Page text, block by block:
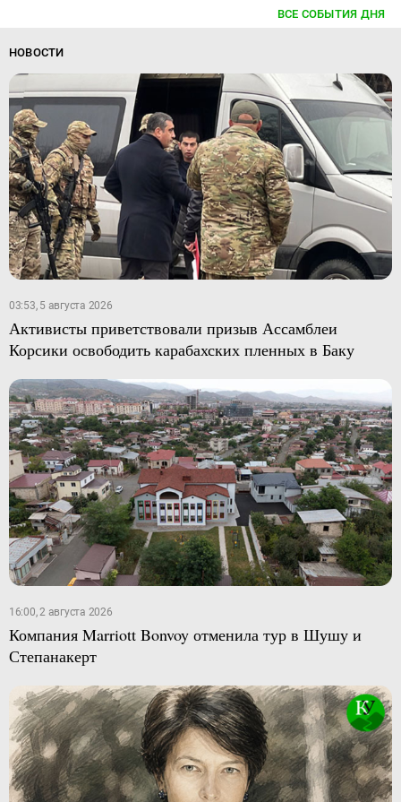
ВСЕ СОБЫТИЯ ДНЯ
НОВОСТИ
03:53, 5 августа 2026
Активисты приветствовали призыв Ассамблеи
Корсики освободить карабахских пленных в Баку
16:00, 2 августа 2026
Компания Marriott Bonvoy отменила тур в Шушу и
Степанакерт